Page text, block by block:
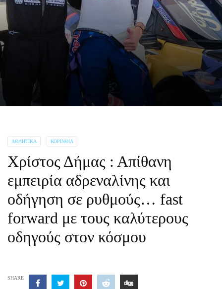
ΑΘΛΗΤΙΚΆ ΚΟΡΙΝΘΊΑ
Χρίστος Δήμας : Απίθανη
εμπειρία αδρεναλίνης και
οδήγηση σε ρυθμούς… fast
forward με τους καλύτερους
οδηγούς στον κόσμου
SHARE